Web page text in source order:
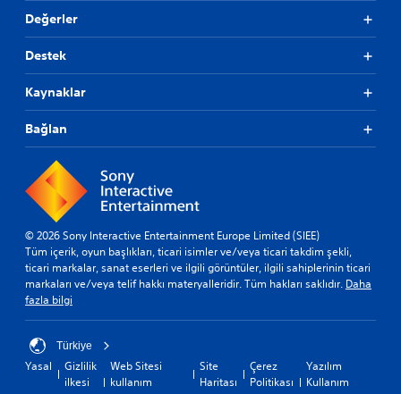
Değerler
Destek
Kaynaklar
Bağlan
© 2026 Sony Interactive Entertainment Europe Limited (SIEE)
Tüm içerik, oyun başlıkları, ticari isimler ve/veya ticari takdim şekli,
ticari markalar, sanat eserleri ve ilgili görüntüler, ilgili sahiplerinin ticari
markaları ve/veya telif hakkı materyalleridir. Tüm hakları saklıdır. Daha
fazla bilgi
Türkiye
Yasal
Gizlilik
ilkesi
Web Sitesi
kullanım
Site
Haritası
Çerez
Politikası
Yazılım
Kullanım